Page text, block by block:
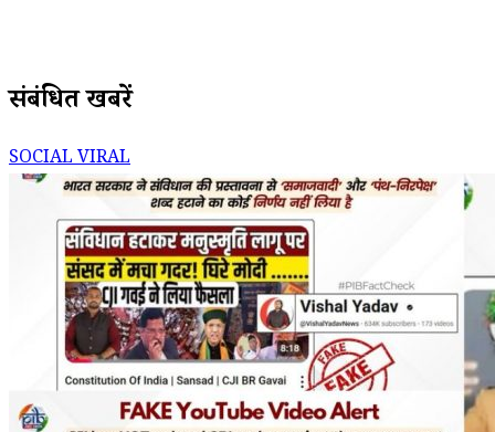
संबंधित खबरें
SOCIAL VIRAL